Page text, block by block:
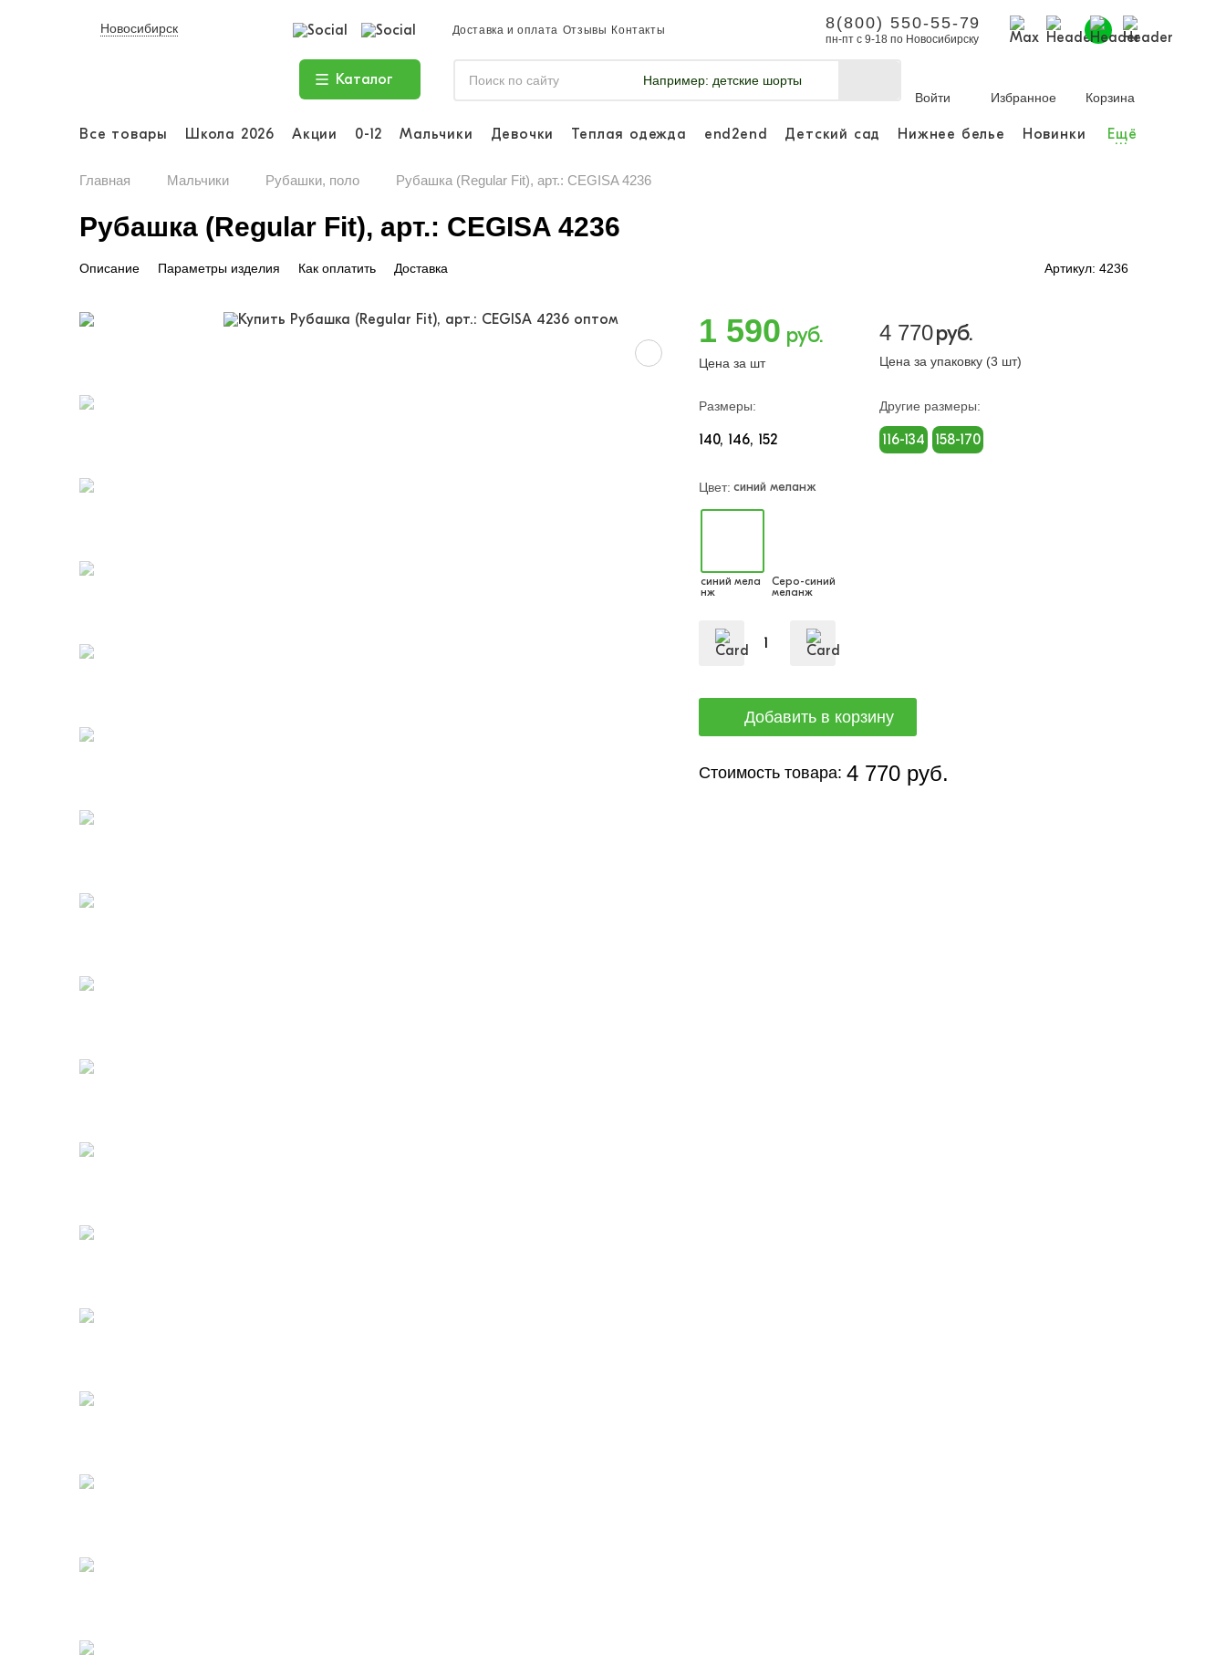
Новосибирск Доставка и оплата Отзывы Контакты 8(800) 550-55-79
пн-пт с 9-18 по Новосибирску
Каталог Например: детские шорты
Войти
Избранное Корзина
Все товары Школа 2026 Акции 0-12 Мальчики Девочки Теплая одежда end2end Детский сад Нижнее белье Новинки Ещё
...
Главная Мальчики Рубашки, поло Рубашка (Regular Fit), арт.: CEGISA 4236
Рубашка (Regular Fit), арт.: CEGISA 4236
Описание Параметры изделия Как оплатить Доставка Артикул: 4236
1 590 руб.
Цена за шт
4 770руб.
Цена за упаковку (3 шт)
Размеры:
140 146 152
Другие размеры:
116-134 158-170
Цвет: синий меланж
синий мела
нж
Серо-синий
меланж
Стоимость товара: 4 770 руб.